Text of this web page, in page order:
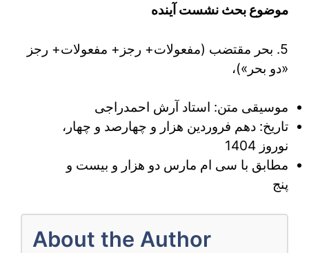
موضوع بحث نشست آینده
5. بحر مقتضب (مفعولات+ رجز+ مفعولات+ رجز
«دو بحر»)،
موسیقی متن: استاد آرش احمدراجی
تاریخ: دهم فروردین هزار و چهارصد و چهار،
نوروز 1404
مطابق با سی ام مارس دو هزار و بیست و
پنج
About the Author